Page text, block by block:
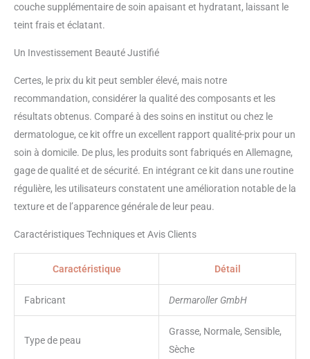
couche supplémentaire de soin apaisant et hydratant, laissant le
teint frais et éclatant.
Un Investissement Beauté Justifié
Certes, le prix du kit peut sembler élevé, mais notre
recommandation, considérer la qualité des composants et les
résultats obtenus. Comparé à des soins en institut ou chez le
dermatologue, ce kit offre un excellent rapport qualité-prix pour un
soin à domicile. De plus, les produits sont fabriqués en Allemagne,
gage de qualité et de sécurité. En intégrant ce kit dans une routine
régulière, les utilisateurs constatent une amélioration notable de la
texture et de l’apparence générale de leur peau.
Caractéristiques Techniques et Avis Clients
Caractéristique Détail
Fabricant Dermaroller GmbH
Type de peau
Grasse, Normale, Sensible,
Sèche